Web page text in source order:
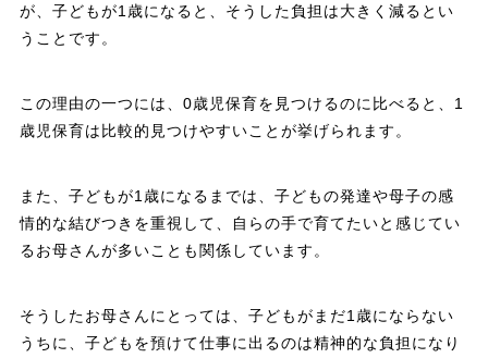
が、子どもが1歳になると、そうした負担は大きく減るとい
うことです。
この理由の一つには、0歳児保育を見つけるのに比べると、1
歳児保育は比較的見つけやすいことが挙げられます。
また、子どもが1歳になるまでは、子どもの発達や母子の感
情的な結びつきを重視して、自らの手で育てたいと感じてい
るお母さんが多いことも関係しています。
そうしたお母さんにとっては、子どもがまだ1歳にならない
うちに、子どもを預けて仕事に出るのは精神的な負担になり